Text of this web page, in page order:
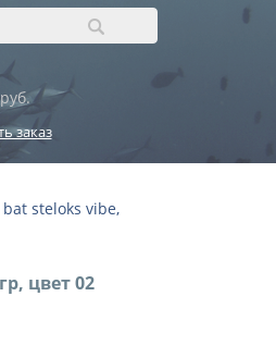
заказ
bat steloks vibe,
цвет 02